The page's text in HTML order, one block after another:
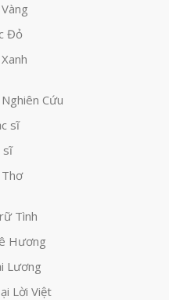
Đỏ
Cứu
sĩ
sĩ
Tình
Hương
Lương
Lời Việt